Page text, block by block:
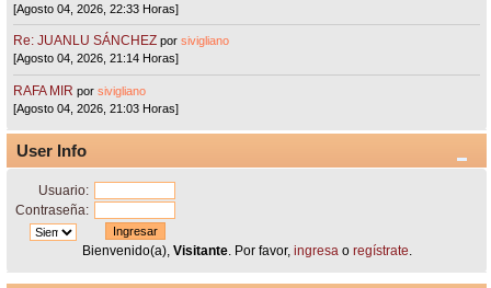
[Agosto 04, 2026, 22:33 Horas]
Re: JUANLU SÁNCHEZ porsivigliano
[Agosto 04, 2026, 21:14 Horas]
RAFA MIR porsivigliano
[Agosto 04, 2026, 21:03 Horas]
User Info
Usuario:
Contraseña:
Bienvenido(a), Visitante. Por favor, ingresao regístrate.